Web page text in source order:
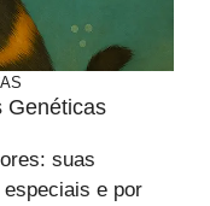
Genéticas
suas
e por